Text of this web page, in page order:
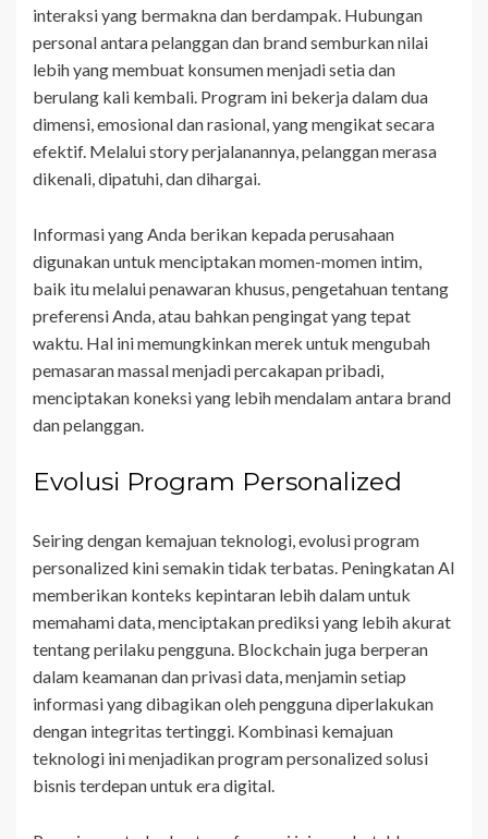
interaksi yang bermakna dan berdampak. Hubungan
personal antara pelanggan dan brand semburkan nilai
lebih yang membuat konsumen menjadi setia dan
berulang kali kembali. Program ini bekerja dalam dua
dimensi, emosional dan rasional, yang mengikat secara
efektif. Melalui story perjalanannya, pelanggan merasa
dikenali, dipatuhi, dan dihargai.
Informasi yang Anda berikan kepada perusahaan
digunakan untuk menciptakan momen-momen intim,
baik itu melalui penawaran khusus, pengetahuan tentang
preferensi Anda, atau bahkan pengingat yang tepat
waktu. Hal ini memungkinkan merek untuk mengubah
pemasaran massal menjadi percakapan pribadi,
menciptakan koneksi yang lebih mendalam antara brand
dan pelanggan.
Evolusi Program Personalized
Seiring dengan kemajuan teknologi, evolusi program
personalized kini semakin tidak terbatas. Peningkatan AI
memberikan konteks kepintaran lebih dalam untuk
memahami data, menciptakan prediksi yang lebih akurat
tentang perilaku pengguna. Blockchain juga berperan
dalam keamanan dan privasi data, menjamin setiap
informasi yang dibagikan oleh pengguna diperlakukan
dengan integritas tertinggi. Kombinasi kemajuan
teknologi ini menjadikan program personalized solusi
bisnis terdepan untuk era digital.